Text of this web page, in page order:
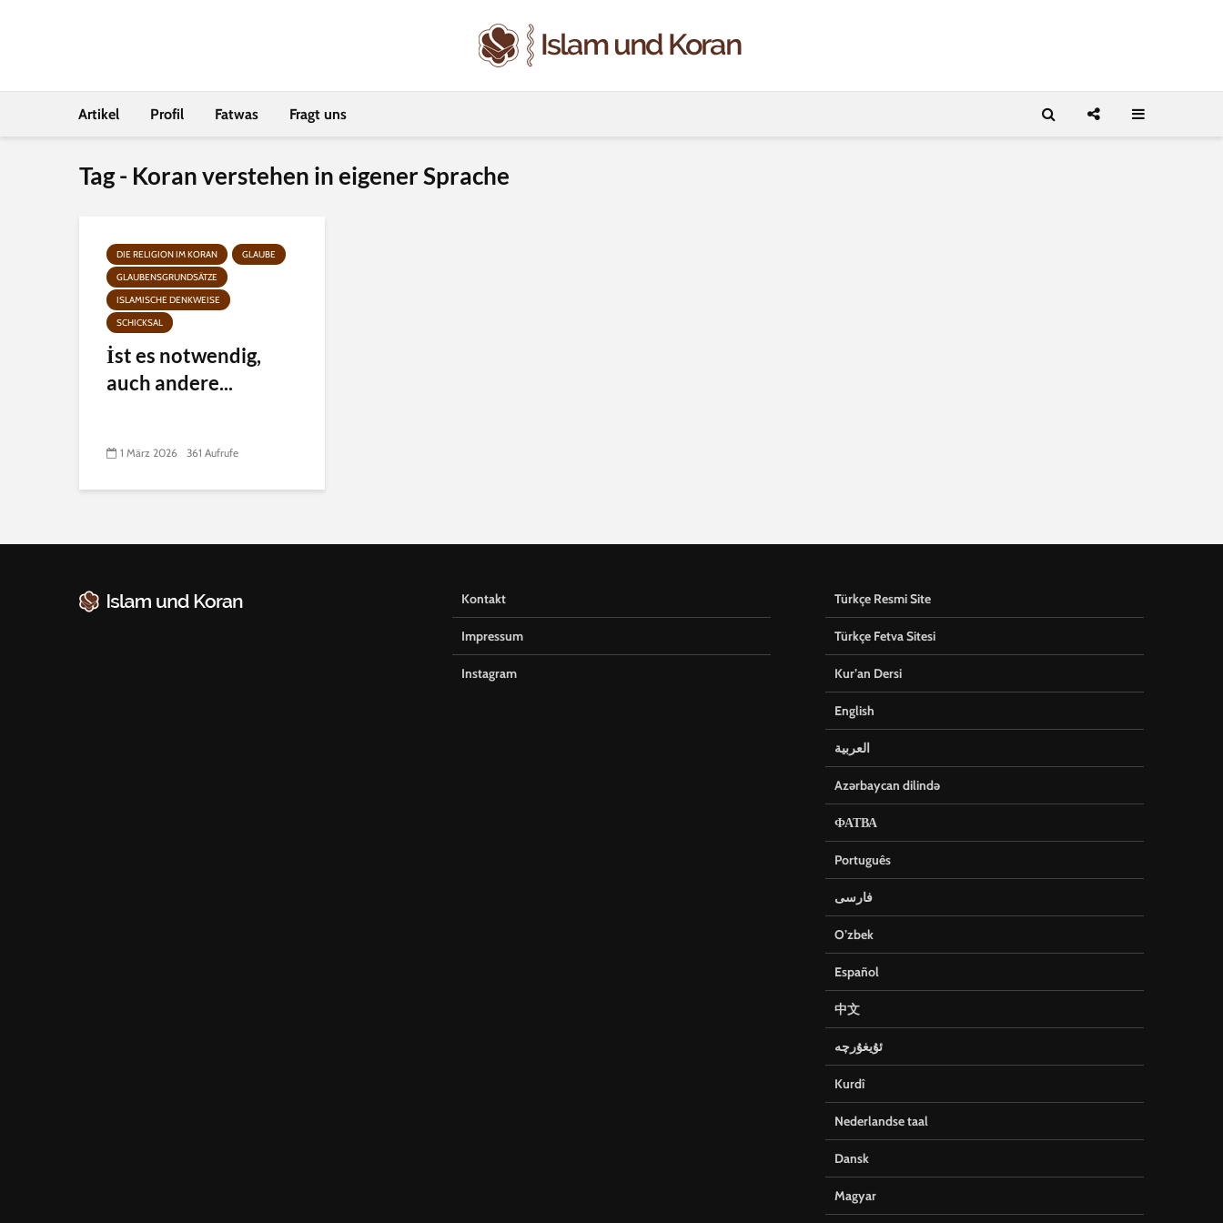
Artikel Profil Fatwas Fragt uns
Tag - Koran verstehen in eigener Sprache
DIE RELIGION IM KORAN
GLAUBE
GLAUBENSGRUNDSÄTZE
ISLAMISCHE DENKWEISE
SCHICKSAL
İst es notwendig,
auch andere...
1 März 2026 361 Aufrufe
Kontakt
Impressum
Instagram
Türkçe Resmi Site
Türkçe Fetva Sitesi
Kur’an Dersi
English
العربية
Azərbaycan dilində
ФАТВА
Português
فارسی
O’zbek
Español
中文
ئۇيغۇرچە
Kurdî
Nederlandse taal
Dansk
Magyar